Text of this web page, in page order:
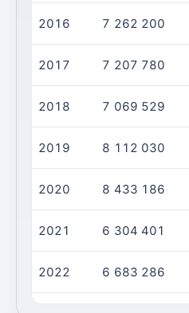
2016 7 262 200
2017 7 207 780
2018 7 069 529
2019 8 112 030
2020 8 433 186
2021 6 304 401
2022 6 683 286